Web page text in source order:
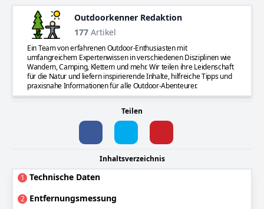
Outdoorkenner Redaktion
177 Artikel
Ein Team von erfahrenen Outdoor-Enthusiasten mit
umfangreichem Expertenwissen in verschiedenen Disziplinen wie
Wandern, Camping, Klettern und mehr. Wir teilen ihre Leidenschaft
für die Natur und liefern inspirierende Inhalte, hilfreiche Tipps und
praxisnahe Informationen für alle Outdoor-Abenteurer.
Teilen
Inhaltsverzeichnis
1 Technische Daten
2 Entfernungsmessung